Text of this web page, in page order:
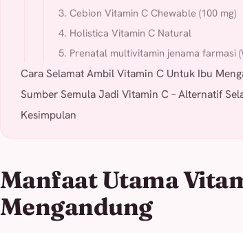
3. Cebion Vitamin C Chewable (100 mg)
4. Holistica Vitamin C Natural
5. Prenatal multivitamin jenama farmasi
Cara Selamat Ambil Vitamin C Untuk Ibu
Sumber Semula Jadi Vitamin C – Alternatif
Kesimpulan
Manfaat Utama
Mengandung